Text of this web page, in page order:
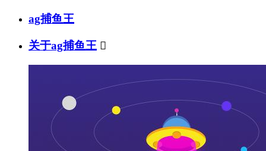
ag捕鱼王
关于ag捕鱼王 